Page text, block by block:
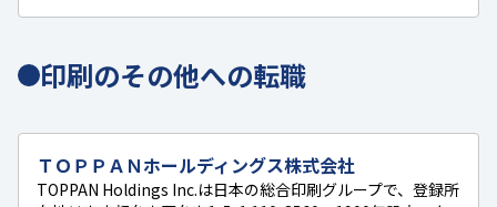
印刷のその他への転職
ＴＯＰＰＡＮホールディングス株式会社
TOPPAN Holdings Inc.は日本の総合印刷グループで、登録所